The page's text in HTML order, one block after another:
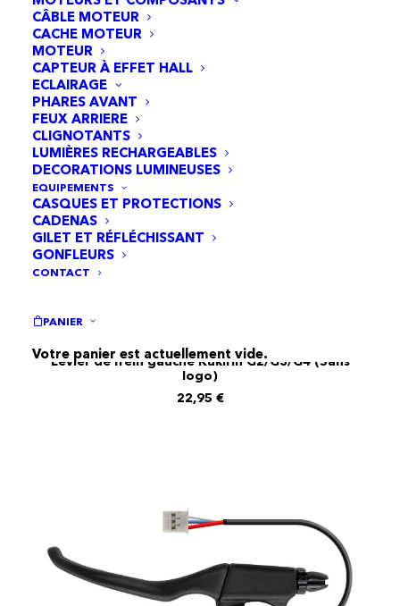
CÂBLE MOTEUR
CACHE MOTEUR
MOTEUR
CAPTEUR À EFFET HALL
ECLAIRAGE
PHARES AVANT
FEUX ARRIERE
CLIGNOTANTS
LUMIÈRES RECHARGEABLES
DECORATIONS LUMINEUSES
EQUIPEMENTS
CASQUES ET PROTECTIONS
CADENAS
GILET ET RÉFLÉCHISSANT
GONFLEURS
CONTACT
PANIER
Votre panier est actuellement vide.
AJOUTER AU PANIER
Levier de frein gauche Kukirin G2/G3/G4 (Sans
logo)
22,95 €